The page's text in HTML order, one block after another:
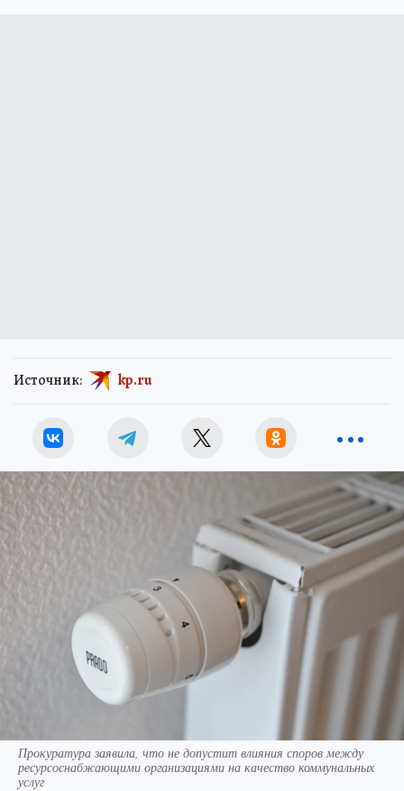
Источник: kp.ru
Прокуратура заявила, что не допустит влияния споров между
ресурсоснабжающими организациями на качество коммунальных
услуг